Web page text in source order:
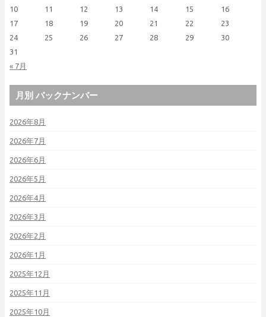
« 7月
10
11 12 13 14 15
16
17
18 19 20 21 22
23
24
25 26 27 28 29
30
31
月別 バックナンバー
2026年8月
2026年7月
2026年6月
2026年5月
2026年4月
2026年3月
2026年2月
2026年1月
2025年12月
2025年11月
2025年10月